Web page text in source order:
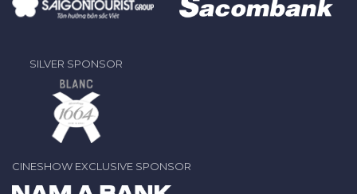
SILVER SPONSOR
CINESHOW EXCLUSIVE SPONSOR